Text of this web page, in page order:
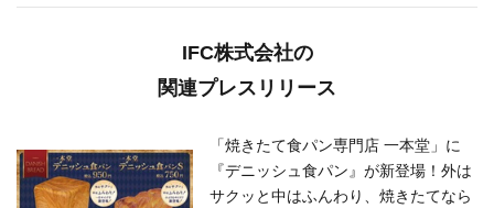
IFC株式会社の
関連プレスリリース
「焼きたて食パン専門店 一本堂」に
『デニッシュ食パン』が新登場！外は
サクッと中はふんわり、焼きたてなら